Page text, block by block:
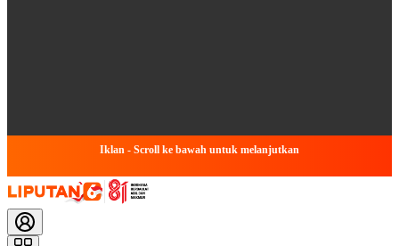
Iklan - Scroll ke bawah untuk melanjutkan